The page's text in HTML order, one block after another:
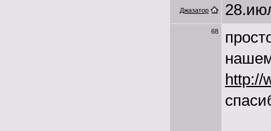
Джазатор
68
http://